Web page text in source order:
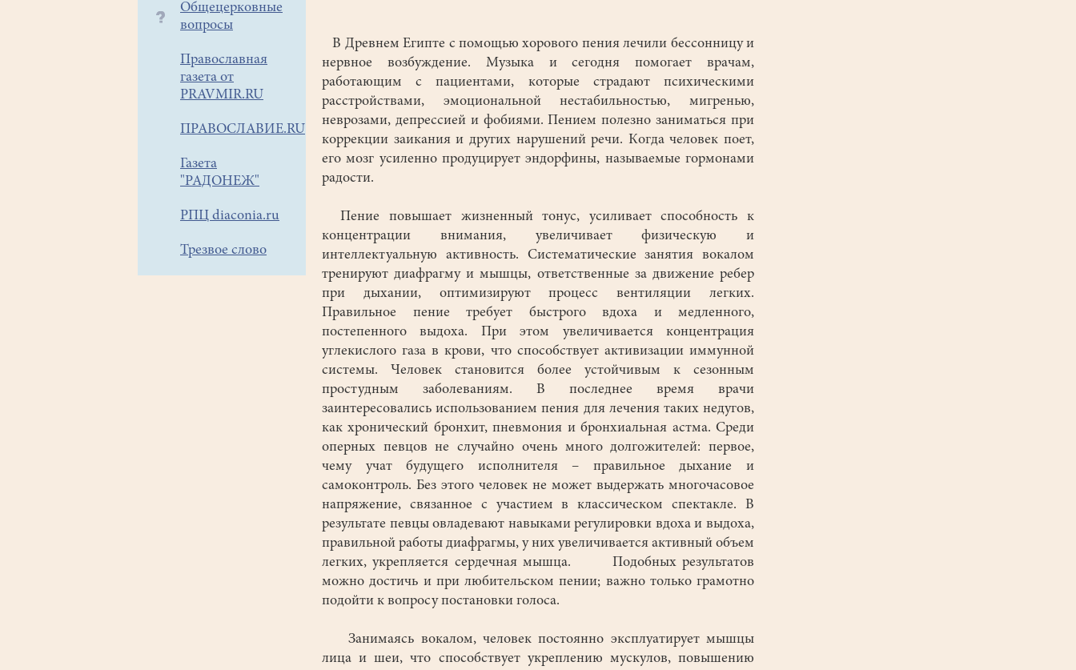
Общецерковные
вопросы
Православная
газета от
PRAVMIR.RU
ПРАВОСЛАВИЕ.RU
Газета
"РАДОНЕЖ"
РПЦ diaconia.ru
Трезвое слово
В Древнем Египте с помощью хорового пения лечили бессонницу и
нервное возбуждение. Музыка и сегодня помогает врачам,
работающим с пациентами, которые страдают психическими
расстройствами, эмоциональной нестабильностью, мигренью,
неврозами, депрессией и фобиями. Пением полезно заниматься при
коррекции заикания и других нарушений речи. Когда человек поет,
его мозг усиленно продуцирует эндорфины, называемые гормонами
радости.
Пение повышает жизненный тонус, усиливает способность к
концентрации внимания, увеличивает физическую и
интеллектуальную активность. Систематические занятия вокалом
тренируют диафрагму и мышцы, ответственные за движение ребер
при дыхании, оптимизируют процесс вентиляции легких.
Правильное пение требует быстрого вдоха и медленного,
постепенного выдоха. При этом увеличивается концентрация
углекислого газа в крови, что способствует активизации иммунной
системы. Человек становится более устойчивым к сезонным
простудным заболеваниям. В последнее время врачи
заинтересовались использованием пения для лечения таких недугов,
как хронический бронхит, пневмония и бронхиальная астма. Среди
оперных певцов не случайно очень много долгожителей: первое,
чему учат будущего исполнителя – правильное дыхание и
самоконтроль. Без этого человек не может выдержать многочасовое
напряжение, связанное с участием в классическом спектакле. В
результате певцы овладевают навыками регулировки вдоха и выдоха,
правильной работы диафрагмы, у них увеличивается активный объем
легких, укрепляется сердечная мышца. Подобных результатов
можно достичь и при любительском пении; важно только грамотно
подойти к вопросу постановки голоса.
Занимаясь вокалом, человек постоянно эксплуатирует мышцы
лица и шеи, что способствует укреплению мускулов, повышению